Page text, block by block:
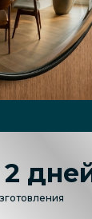
2